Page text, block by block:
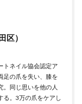
区）
トネイル協会認定ア
足の爪を失い、膝を
。同じ思いを他の人
る。3万の爪をケアし